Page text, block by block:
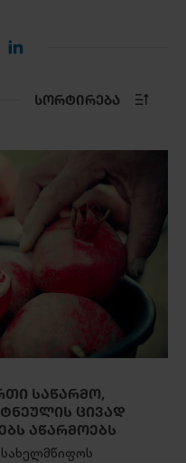
ᲡᲝᲠᲢᲘᲠᲔᲑᲐ
ᲡᲐᲬᲐᲠᲛᲝ,
ᲪᲘᲕᲐᲓ
ᲐᲬᲐᲠᲛᲝᲔᲑᲡ
სახელმწიფოს